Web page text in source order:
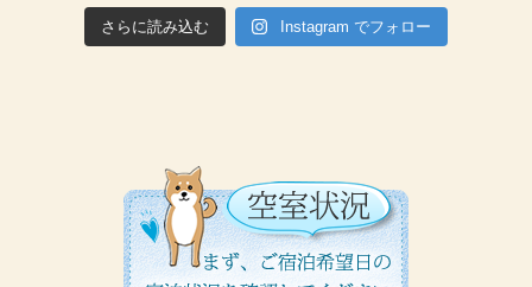
さらに読み込む Instagram でフォロー